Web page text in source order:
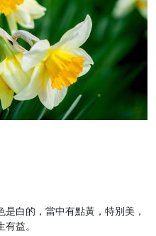
白的，當中有點黃，特別美，
益。